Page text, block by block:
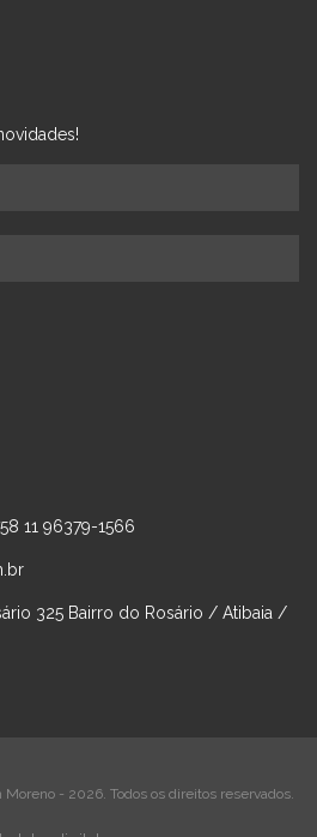
11 96379-1566
325 Bairro do Rosário / Atibaia /
- 2026. Todos os direitos reservados.